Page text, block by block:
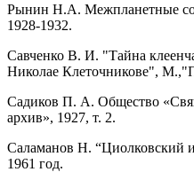
Рынин Н.А. Межпланетные
1928-1932.
Савченко В. И. "Тайна
Николае Клеточникове",
Садиков П. А. Общество
архив», 1927, т. 2.
Саламанов Н. “Циолковский
1961 год.